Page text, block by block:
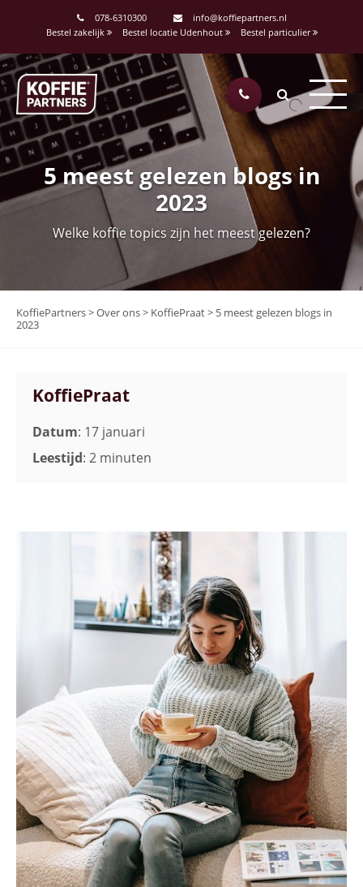
078-6310300
info@koffiepartners.nl
Bestel zakelijk
Bestel locatie Udenhout Bestel particulier
5 meest gelezen blogs in
2023
Welke koffie topics zijn het meest gelezen?
KoffiePartners>Over ons> KoffiePraat> 5 meest gelezen blogs in
2023
KoffiePraat
Datum: 17 januari
Leestijd: 2 minuten